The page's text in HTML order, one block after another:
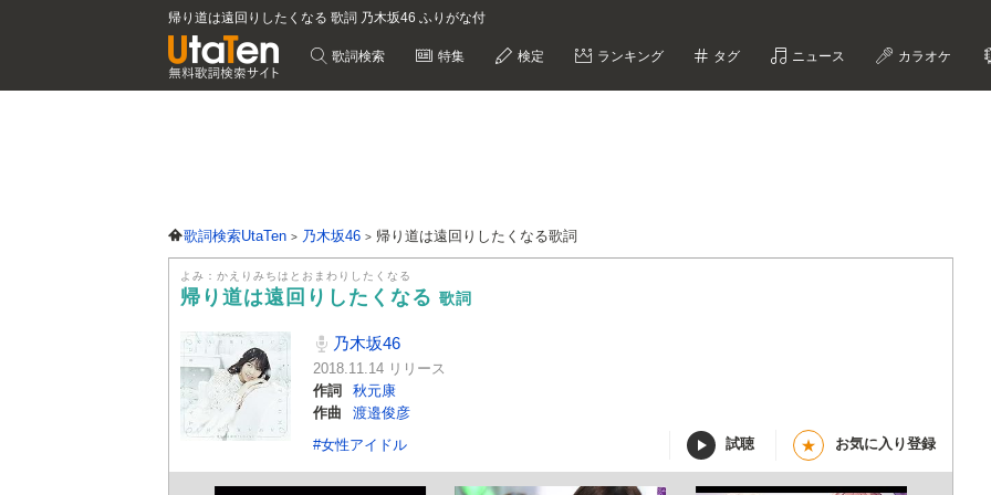
帰り道は遠回りしたくなる 歌詞 乃木坂46 ふりがな付
歌詞検索 特集 検定 ランキング タグ ニュース カラオケ
歌詞検索UtaTen 乃木坂46 帰り道は遠回りしたくなる歌詞
よみ：かえりみちはとおまわりしたくなる
帰り道は遠回りしたくなる 歌詞
乃木坂46
2018.11.14 リリース
作詞
秋元康
作曲
渡邉俊彦
#女性アイドル
試聴 ★ お気に入り登録